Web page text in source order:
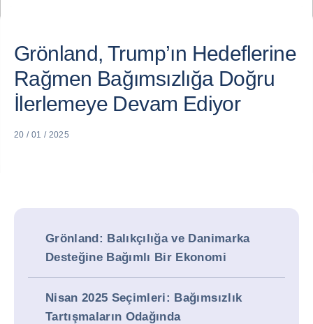
Grönland, Trump’ın Hedeflerine
Rağmen Bağımsızlığa Doğru
İlerlemeye Devam Ediyor
20 / 01 / 2025
Grönland: Balıkçılığa ve Danimarka
Desteğine Bağımlı Bir Ekonomi
Nisan 2025 Seçimleri: Bağımsızlık
Tartışmaların Odağında